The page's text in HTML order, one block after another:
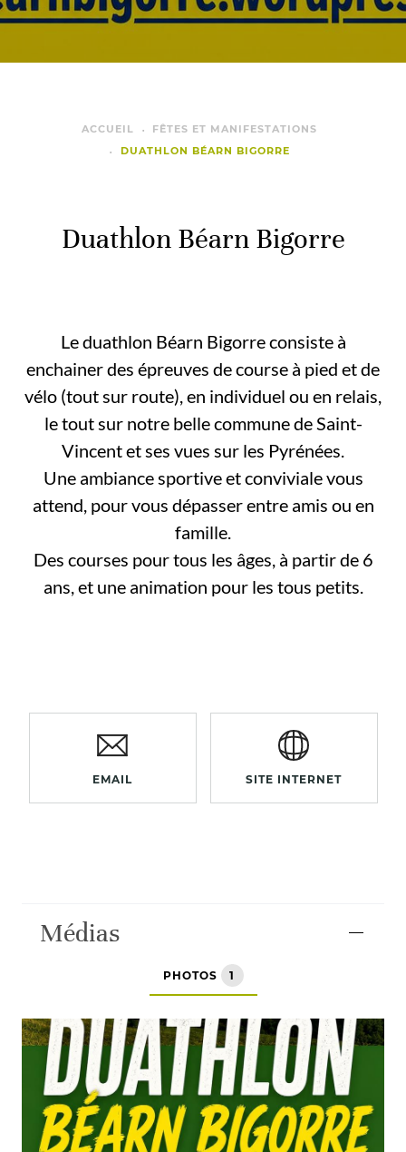
ACCUEIL
FÊTES ET MANIFESTATIONS
DUATHLON BÉARN BIGORRE
Duathlon Béarn Bigorre
Le duathlon Béarn Bigorre consiste à
enchainer des épreuves de course à pied et de
vélo (tout sur route), en individuel ou en relais,
le tout sur notre belle commune de Saint-
Vincent et ses vues sur les Pyrénées.
Une ambiance sportive et conviviale vous
attend, pour vous dépasser entre amis ou en
famille.
Des courses pour tous les âges, à partir de 6
ans, et une animation pour les tous petits.
EMAIL SITE INTERNET
Médias
PHOTOS 1